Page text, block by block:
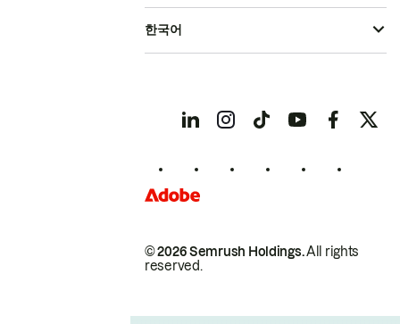
© 2026 Semrush Holdings.All rights
reserved.
한국어